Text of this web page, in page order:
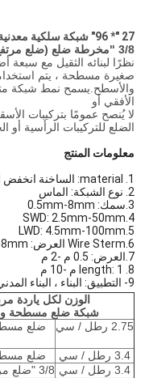
27 "* 96" شبكة سلكية معدنية ، شريط معدني موسع 0.25 - 0.58 مم
3/8 "مخرطة ضلع (ضلع مرتفع)
صغيرة مسطحة ، يتم
والأسطح.يسمح نمط شبكة
الأفقي أو
الضلع للتركيبات الرأسية أو
معلومات المنتج
1. material: الساخنة انخفض المغلفنة لوحة
2. نوع الشبكة: الماس
3.سمك: 0.5mm-8mm
4.SWD: 2.5mm-50mm
5.LWD: 4.5mm-100mm
6.Wire Sterm العرض: 0.5mm-8mm
7.العرض: 0.5 م -2 م
8. length: 1 م -10 م
9- التطبيق: البناء ، البناء المدني.
الوزن لكل ياردة
شبكة ضلع مسطحة
2.75 رطل / سي
ضلع
3.4 رطل / سي ضلع
3.4 رطل / سي
3/8 "ضلع مرتفع